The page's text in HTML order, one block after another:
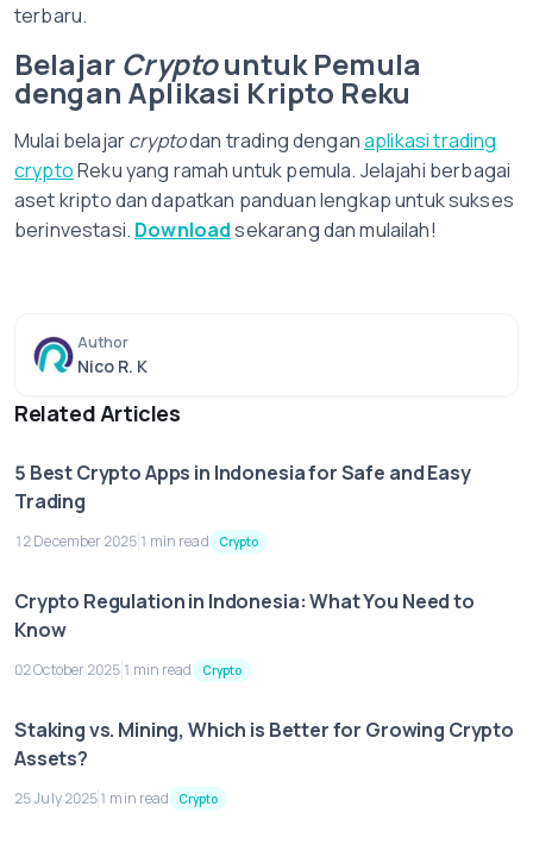
terbaru.
Belajar Cryptountuk Pemula
dengan Aplikasi Kripto Reku
Mulai belajarcryptodan trading denganaplikasi trading
cryptoReku yang ramah untuk pemula. Jelajahi berbagai
aset kripto dan dapatkan panduan lengkap untuk sukses
berinvestasi. Downloadsekarang dan mulailah!
Author
Nico R. K
Related Articles
5 Best Crypto Apps in Indonesia for Safe and Easy
Trading
12 December 2025 1 min read Crypto
Crypto Regulation in Indonesia: What You Need to
Know
02 October 2025 1 min read Crypto
Staking vs. Mining, Which is Better for Growing Crypto
Assets?
25 July 20251 min read Crypto